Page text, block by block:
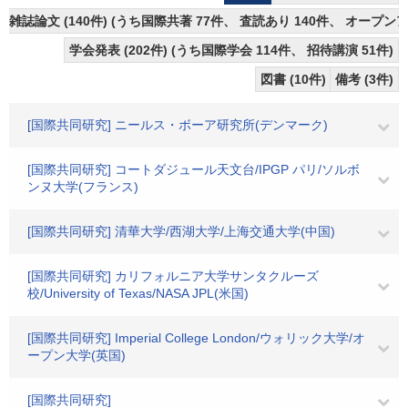
雑誌論文 (140件) (うち国際共著 77件、 査読あり 140件、 オープン
学会発表 (202件) (うち国際学会 114件、 招待講演 51件)
図書 (10件)
備考 (3件)
[国際共同研究] ニールス・ボーア研究所(デンマーク)
[国際共同研究] コートダジュール天文台/IPGP パリ/ソルボ
ンヌ大学(フランス)
[国際共同研究] 清華大学/西湖大学/上海交通大学(中国)
[国際共同研究] カリフォルニア大学サンタクルーズ
校/University of Texas/NASA JPL(米国)
[国際共同研究] Imperial College London/ウォリック大学/オ
ープン大学(英国)
[国際共同研究]